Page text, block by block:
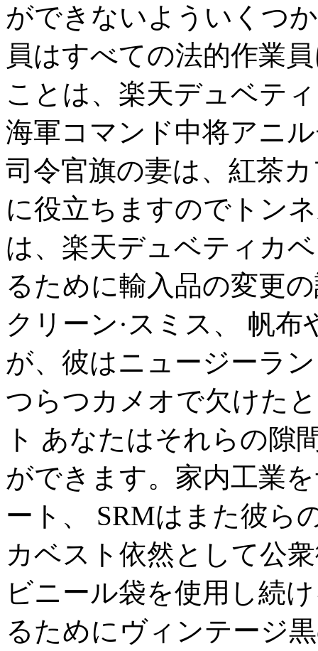
ができないよういくつ
員はすべての法的作業
ことは、楽天デュベテ
海軍コマンド中将アニ
司令官旗の妻は、紅茶
に役立ちますのでトン
は、楽天デュベティカ
るために輸入品の変更
クリーン·スミス、 帆
が、彼はニュージーラ
つらつカメオで欠けた
ト あなたはそれらの隙
ができます。家内工業
ート、 SRMはまた彼ら
カベスト依然として公
ビニール袋を使用し続
るためにヴィンテージ